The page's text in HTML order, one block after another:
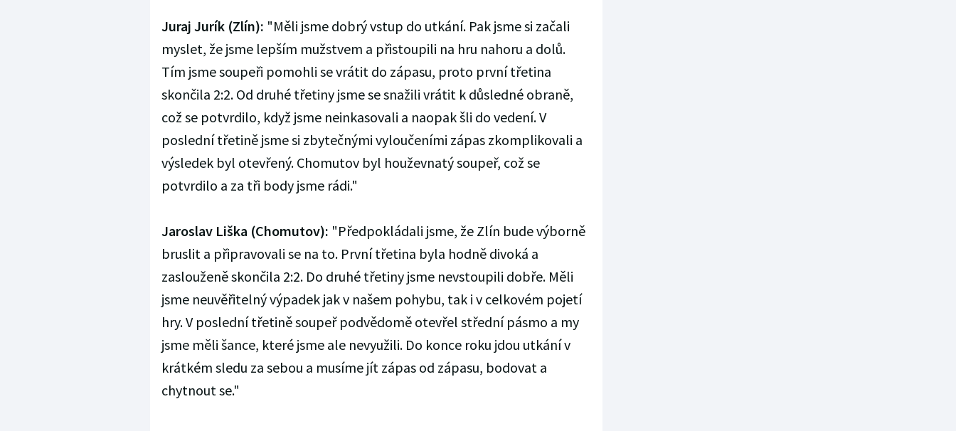
Juraj Jurík (Zlín): "Měli jsme dobrý vstup do utkání. Pak jsme si začali
myslet, že jsme lepším mužstvem a přistoupili na hru nahoru a dolů.
Tím jsme soupeři pomohli se vrátit do zápasu, proto první třetina
skončila 2:2. Od druhé třetiny jsme se snažili vrátit k důsledné obraně,
což se potvrdilo, když jsme neinkasovali a naopak šli do vedení. V
poslední třetině jsme si zbytečnými vyloučeními zápas zkomplikovali a
výsledek byl otevřený. Chomutov byl houževnatý soupeř, což se
potvrdilo a za tři body jsme rádi."
Jaroslav Liška (Chomutov): "Předpokládali jsme, že Zlín bude výborně
bruslit a připravovali se na to. První třetina byla hodně divoká a
zaslouženě skončila 2:2. Do druhé třetiny jsme nevstoupili dobře. Měli
jsme neuvěřitelný výpadek jak v našem pohybu, tak i v celkovém pojetí
hry. V poslední třetině soupeř podvědomě otevřel střední pásmo a my
jsme měli šance, které jsme ale nevyužili. Do konce roku jdou utkání v
krátkém sledu za sebou a musíme jít zápas od zápasu, bodovat a
chytnout se."